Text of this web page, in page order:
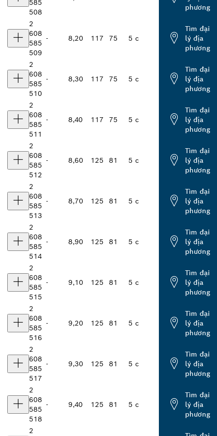
585
508
phương
2
608
585
509
- 8,20 117 75 5 c
Tìm đại
lý địa
phương
2
608
585
510
- 8,30 117 75 5 c
Tìm đại
lý địa
phương
2
608
585
511
- 8,40 117 75 5 c
Tìm đại
lý địa
phương
2
608
585
512
- 8,60 125 81 5 c
Tìm đại
lý địa
phương
2
608
585
513
- 8,70 125 81 5 c
Tìm đại
lý địa
phương
2
608
585
514
- 8,90 125 81 5 c
Tìm đại
lý địa
phương
2
608
585
515
- 9,10 125 81 5 c
Tìm đại
lý địa
phương
2
608
585
516
- 9,20 125 81 5 c
Tìm đại
lý địa
phương
2
608
585
517
- 9,30 125 81 5 c
Tìm đại
lý địa
phương
2
608
585
518
- 9,40 125 81 5 c
Tìm đại
lý địa
phương
2